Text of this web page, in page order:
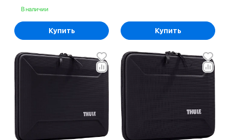
В наличии
Купить Купить